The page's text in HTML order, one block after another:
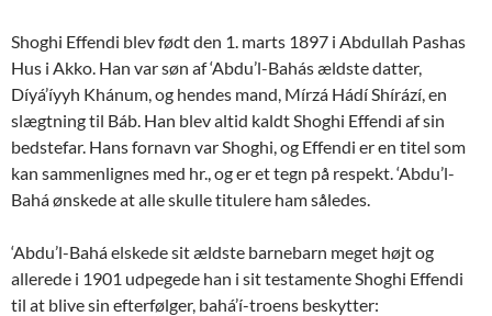
Shoghi Effendi blev født den 1. marts 1897 i Abdullah Pashas
Hus i Akko. Han var søn af ‘Abdu’l-Bahás ældste datter,
Díyá’íyyh Khánum, og hendes mand, Mírzá Hádí Shírází, en
slægtning til Báb. Han blev altid kaldt Shoghi Effendi af sin
bedstefar. Hans fornavn var Shoghi, og Effendi er en titel som
kan sammenlignes med hr., og er et tegn på respekt. ‘Abdu’l-
Bahá ønskede at alle skulle titulere ham således.
‘Abdu’l-Bahá elskede sit ældste barnebarn meget højt og
allerede i 1901 udpegede han i sit testamente Shoghi Effendi
til at blive sin efterfølger, bahá’í-troens beskytter: